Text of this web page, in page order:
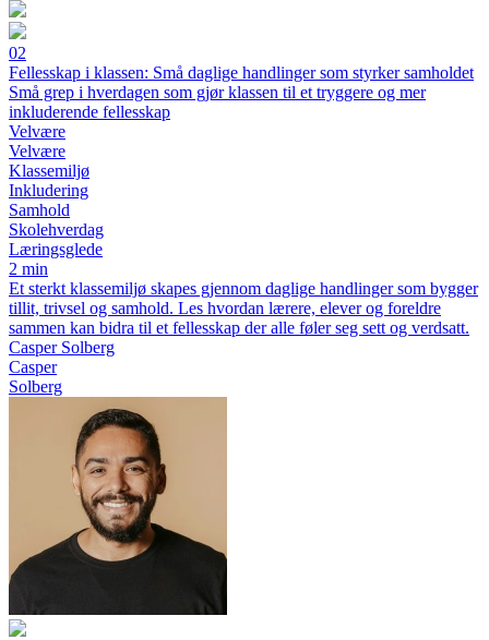
02
Fellesskap i klassen: Små daglige handlinger som styrker samholdet
Små grep i hverdagen som gjør klassen til et tryggere og mer
inkluderende fellesskap
Velvære
Velvære
Klassemiljø
Inkludering
Samhold
Skolehverdag
Læringsglede
2 min
Et sterkt klassemiljø skapes gjennom daglige handlinger som bygger
tillit, trivsel og samhold. Les hvordan lærere, elever og foreldre
sammen kan bidra til et fellesskap der alle føler seg sett og verdsatt.
Casper Solberg
Casper
Solberg